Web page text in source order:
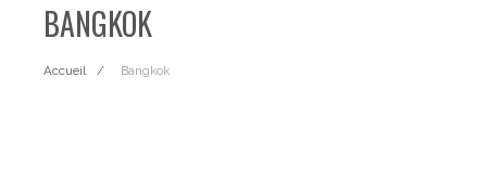
BANGKOK
Accueil Bangkok